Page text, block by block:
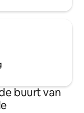
buurt van